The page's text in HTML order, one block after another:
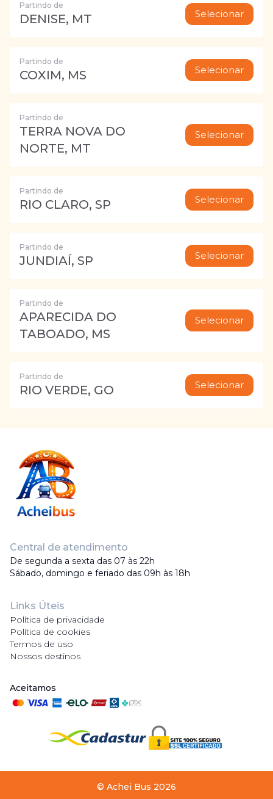
Partindo de
DENISE, MT Selecionar
Partindo de
COXIM, MS Selecionar
Partindo de
TERRA NOVA DO
NORTE, MT
Selecionar
Partindo de
RIO CLARO, SP Selecionar
Partindo de
JUNDIAÍ, SP Selecionar
Partindo de
APARECIDA DO
TABOADO, MS
Selecionar
Partindo de
RIO VERDE, GO Selecionar
Central de atendimento
De segunda a sexta das 07 às 22h
Sábado, domingo e feriado das 09h às 18h
Links Úteis
Política de privacidade
Política de cookies
Termos de uso
Nossos destinos
Aceitamos
© Achei Bus 2026